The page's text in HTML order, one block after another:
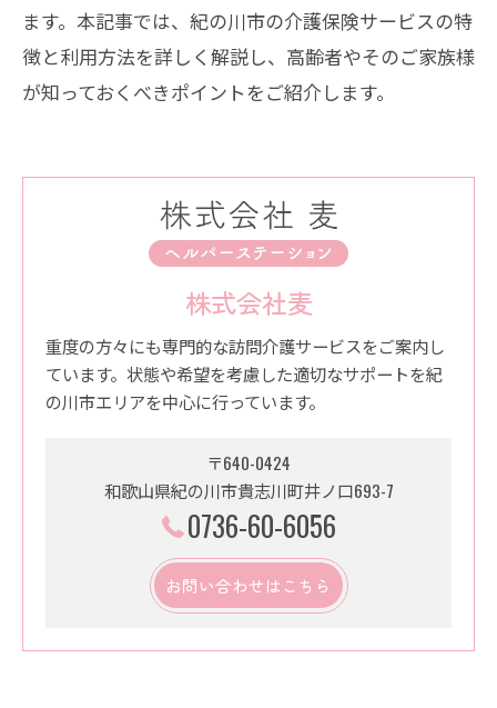
ます。本記事では、紀の川市の介護保険サービスの特
徴と利用方法を詳しく解説し、高齢者やそのご家族様
が知っておくべきポイントをご紹介します。
株式会社麦
重度の方々にも専門的な訪問介護サービスをご案内し
ています。状態や希望を考慮した適切なサポートを紀
の川市エリアを中心に行っています。
〒640-0424
和歌山県紀の川市貴志川町井ノ口693-7
0736-60-6056
お問い合わせはこちら